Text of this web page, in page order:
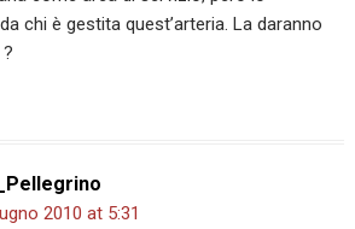
chi è gestita quest’arteria. La daranno
2010 at 5:31